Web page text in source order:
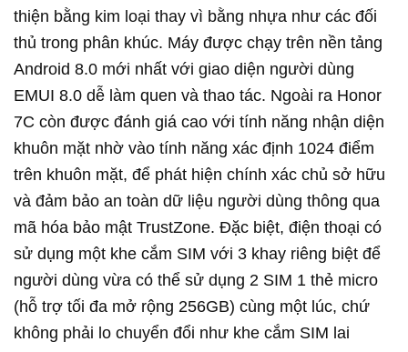
thiện bằng kim loại thay vì bằng nhựa như các đối
thủ trong phân khúc. Máy được chạy trên nền tảng
Android 8.0 mới nhất với giao diện người dùng
EMUI 8.0 dễ làm quen và thao tác. Ngoài ra Honor
7C còn được đánh giá cao với tính năng nhận diện
khuôn mặt nhờ vào tính năng xác định 1024 điểm
trên khuôn mặt, để phát hiện chính xác chủ sở hữu
và đảm bảo an toàn dữ liệu người dùng thông qua
mã hóa bảo mật TrustZone. Đặc biệt, điện thoại có
sử dụng một khe cắm SIM với 3 khay riêng biệt để
người dùng vừa có thể sử dụng 2 SIM 1 thẻ micro
(hỗ trợ tối đa mở rộng 256GB) cùng một lúc, chứ
không phải lo chuyển đổi như khe cắm SIM lai